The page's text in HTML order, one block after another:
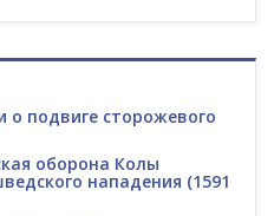
о подвиге сторожевого
оборона Колы
нападения (1591